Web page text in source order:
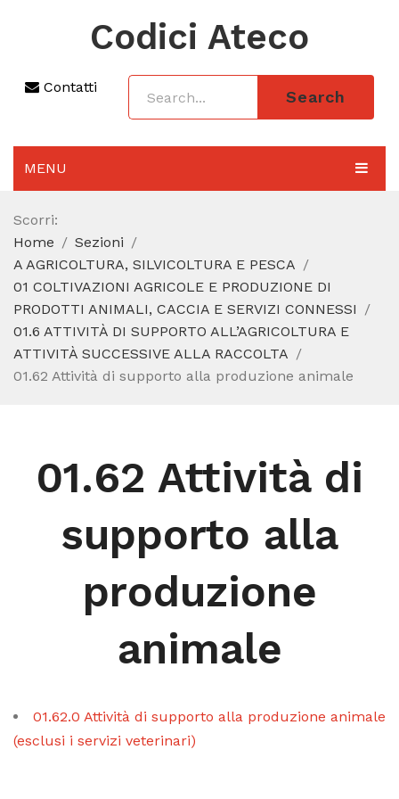
Codici Ateco
Contatti
Search
MENU
AGGIORNAMENTO 2025
SEZIONI
CODICE ATECO A COSA SERVE
REGIME FORFETTARIO
CODICE FISCALE
Scorri:
Home
Sezioni
A AGRICOLTURA, SILVICOLTURA E PESCA
01 COLTIVAZIONI AGRICOLE E PRODUZIONE DI
PRODOTTI ANIMALI, CACCIA E SERVIZI CONNESSI
01.6 ATTIVITÀ DI SUPPORTO ALL’AGRICOLTURA E
ATTIVITÀ SUCCESSIVE ALLA RACCOLTA
01.62 Attività di supporto alla produzione animale
01.62 Attività di
supporto alla
produzione
animale
01.62.0 Attività di supporto alla produzione animale
(esclusi i servizi veterinari)